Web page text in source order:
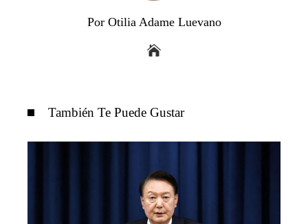
Por Otilia Adame Luevano
También Te Puede Gustar